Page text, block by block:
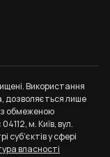
Використання
дозволяється лише
обмеженою
м. Київ, вул.
суб’єктів у сфері
власності